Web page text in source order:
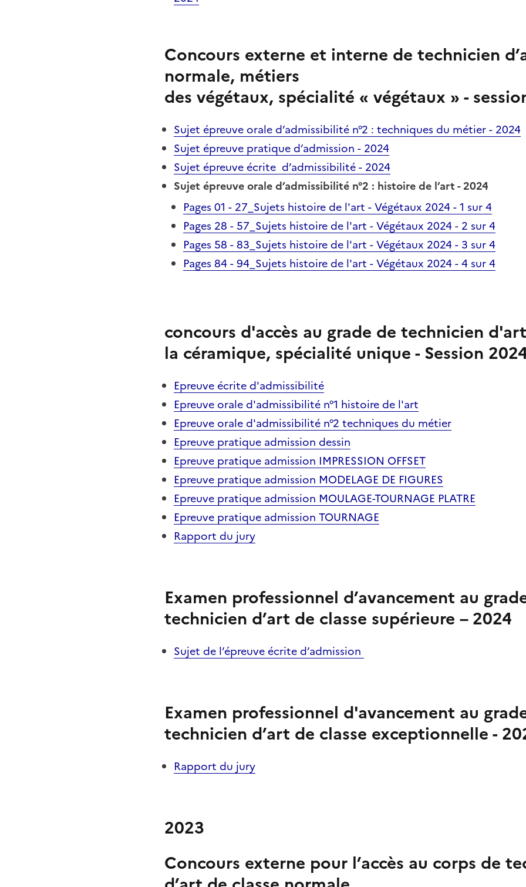
Concours externe et interne de technicien
normale, métiers
des végétaux, spécialité « végétaux » -
Sujet épreuve orale d’admissibilité n°2 : techniques du métier - 2024
Sujet épreuve pratique d’admission - 2024
Sujet épreuve écrite d’admissibilité - 2024
Sujet épreuve orale d’admissibilité n°2 : histoire de l’art - 2024
Pages 01 - 27_Sujets histoire de l'art - Végétaux 2024 - 1 sur 4
Pages 28 - 57_Sujets histoire de l'art - Végétaux 2024 - 2 sur 4
Pages 58 - 83_Sujets histoire de l'art - Végétaux 2024 - 3 sur 4
Pages 84 - 94_Sujets histoire de l'art - Végétaux 2024 - 4 sur 4
concours d'accès au grade de technicien
la céramique, spécialité unique - Session
Epreuve écrite d'admissibilité
Epreuve orale d'admissibilité n°1 histoire de l'art
Epreuve orale d'admissibilité n°2 techniques du métier
Epreuve pratique admission dessin
Epreuve pratique admission IMPRESSION OFFSET
Epreuve pratique admission MODELAGE DE FIGURES
Epreuve pratique admission MOULAGE-TOURNAGE PLATRE
Epreuve pratique admission TOURNAGE
Rapport du jury
Examen professionnel d’avancement au
technicien d’art de classe supérieure – 2024
Sujet de l’épreuve écrite d’admission
Examen professionnel d'avancement au
technicien d’art de classe exceptionnelle -
Rapport du jury
2023
Concours externe pour l’accès au corps de